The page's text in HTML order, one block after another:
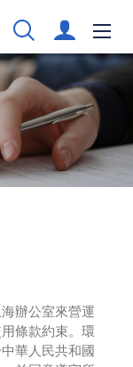
辦公室來營運
條款約束。環
華人民共和國